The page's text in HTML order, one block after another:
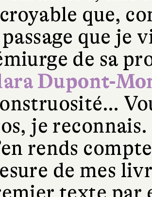
que,
que je
de sa
Dupont-
je
rends
de mes